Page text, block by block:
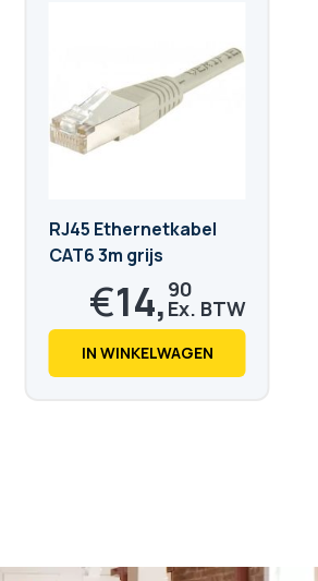
RJ45 Ethernetkabel
CAT6 3m grijs
€14, 90
€18,
IN WINKELWAGEN